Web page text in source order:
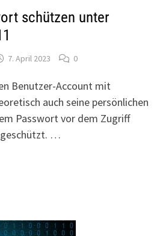
schützen unter
7. April 2023 0
Benutzer-Account mit
auch seine persönlichen
Passwort vor dem Zugriff
geschützt. …